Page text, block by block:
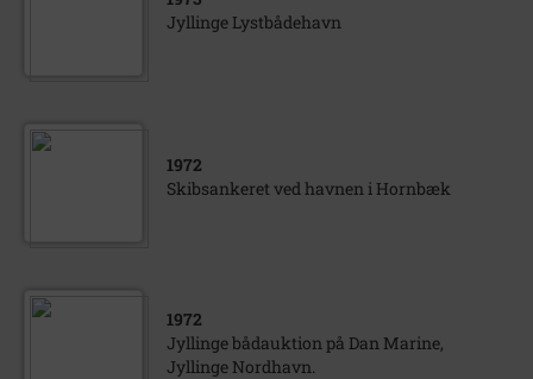
Jyllinge Lystbådehavn
1972
Skibsankeret ved havnen i Hornbæk
1972
Jyllinge bådauktion på Dan Marine,
Jyllinge Nordhavn.